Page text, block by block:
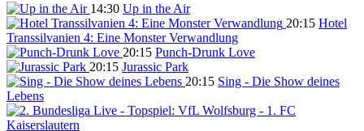
14:30 Up in the Air
20:15 Hotel
Transsilvanien 4: Eine Monster Verwandlung
20:15 Punch-Drunk Love
20:15 Jurassic Park
20:15 Sing - Die Show deines
Lebens